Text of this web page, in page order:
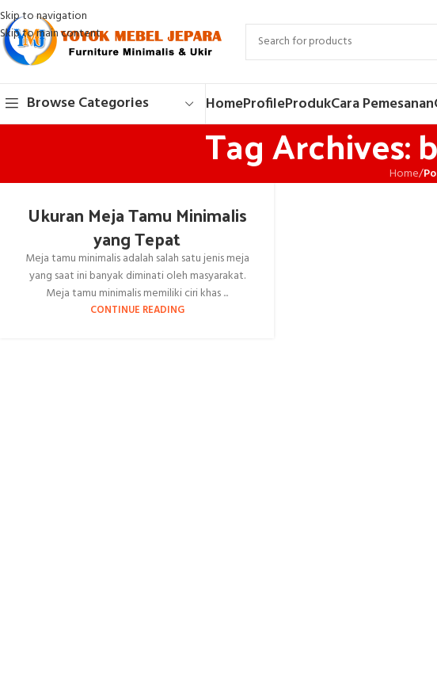
Skip to navigation
Skip to main content
Browse Categories HomeProfileProdukCara Pemesanan
Tag Archives:
Home/
Ukuran Meja Tamu Minimalis
yang Tepat
Meja tamu minimalis adalah salah satu jenis meja
yang saat ini banyak diminati oleh masyarakat.
Meja tamu minimalis memiliki ciri khas ...
CONTINUE READING